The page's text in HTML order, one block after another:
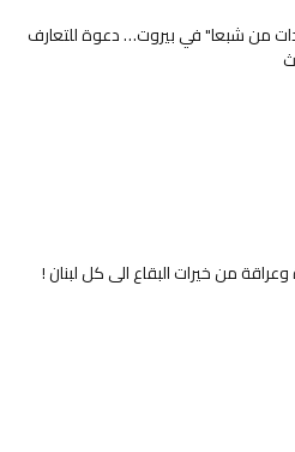
من شبعا" في بيروت… دعوة للتعارف
من خيرات البقاع الى كل لبنان !